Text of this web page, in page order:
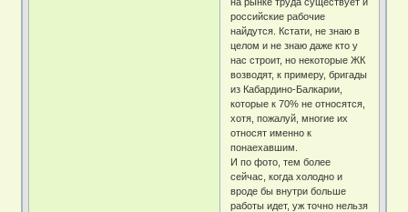
российские рабочие
найдутся. Кстати, не знаю в
целом и не знаю даже кто у
нас строит, но некоторые ЖК
возводят, к примеру, бригады
из Кабардино-Балкарии,
которые к 70% не относятся,
хотя, пожалуй, многие их
относят именно к
понаехавшим.
И по фото, тем более
сейчас, когда холодно и
вроде бы внутри больше
работы идет, уж точно нельзя